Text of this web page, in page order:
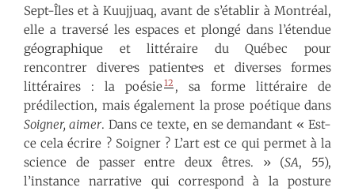
Sept-Îles et à Kuujjuaq, avant de s’établir à Montréal,
elle a traversé les espaces et plongé dans l’étendue
géographique et littéraire du Québec pour
rencontrer diver·e·s patient·e·s et diverses formes
littéraires : la poésie12 , sa forme littéraire de
prédilection, mais également la prose poétique dans
Soigner, aimer. Dans ce texte, en se demandant « Est-
ce cela écrire ? Soigner ? L’art est ce qui permet à la
science de passer entre deux êtres. » (SA, 55),
l’instance narrative qui correspond à la posture